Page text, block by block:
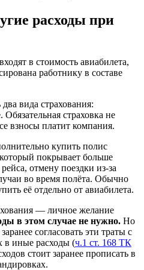
расходы при
в стоимость авиабилета,
работнику в составе
два вида страхования:
Обязательная страховка не
взносы платит компания.
купить полис
покрывает больше
отмену поездки из-за
во время полёта. Обычно
её отдельно от авиабилета.
— личное желание
в этом случае не нужно. Но
согласовать эти траты с
в иные расходы (ч.1 ст. 168 ТК
стоит заранее прописать в